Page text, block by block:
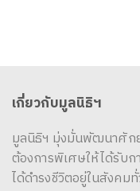
เกี่ยวกับมูลนิธิฯ
มูลนิธิฯ มุ่งมั่นพัฒนาศัก
ต้องการพิเศษให้ได้รับ
ได้ดำรงชีวิตอยู่ในสังคม